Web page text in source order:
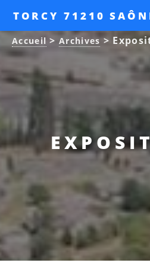
TORCY 71210
Accueil >Archives>